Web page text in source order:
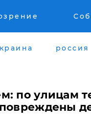
россия
по улицам